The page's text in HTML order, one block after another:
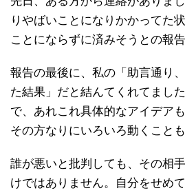
りやばいことになりかかってた
ことにならずに済みそうとの報告
報告の最後に、私の「助言通り
た結果」だと結んてくれてまし
で、あれこれ具体的なアイデア
その方なりにいろいろ動くこと
誰が悪いと批判しても、その相
けではありません。自分をせめ